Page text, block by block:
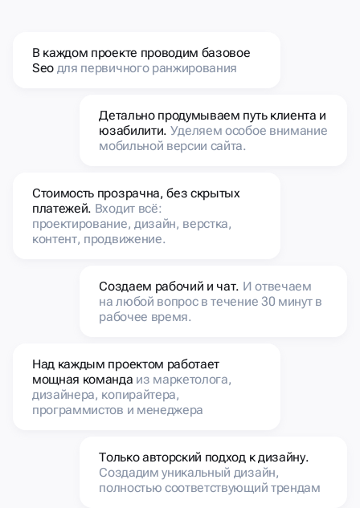
В каждом проекте проводим базовое
Seo для первичного ранжирования
Детально продумываем путь клиента и
юзабилити. Уделяем особое внимание
мобильной версии сайта.
Стоимость прозрачна, без скрытых
платежей. Входит всё:
проектирование, дизайн, верстка,
контент, продвижение.
Создаем рабочий и чат. И отвечаем
на любой вопрос в течение 30 минут в
рабочее время.
Над каждым проектом работает
мощная команда из маркетолога,
дизайнера, копирайтера,
программистов и менеджера
Только авторский подход к дизайну.
Создадим уникальный дизайн,
полностью соответствующий трендам